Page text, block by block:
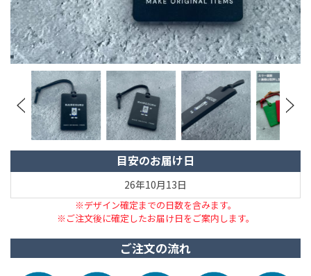
目安のお届け日
26年10月13日
※デザイン確定までの日数を含みます。
※ご注文後に確定したお届け日をご案内します。
ご注文の流れ